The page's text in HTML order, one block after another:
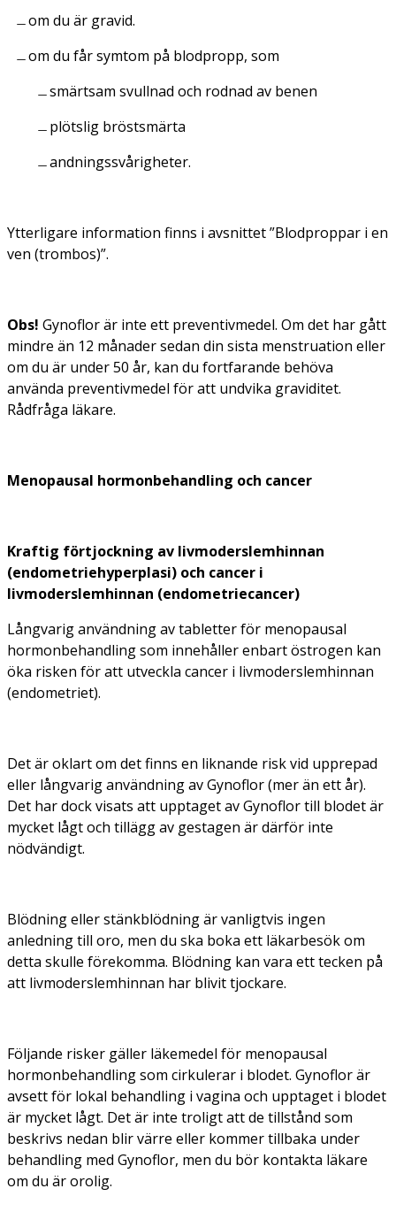
om du är gravid.
om du får symtom på blodpropp, som
smärtsam svullnad och rodnad av benen
plötslig bröstsmärta
andningssvårigheter.
Ytterligare information finns i avsnittet ”Blodproppar i en
ven (trombos)”.
Obs! Gynoflor är inte ett preventivmedel. Om det har gått
mindre än 12 månader sedan din sista menstruation eller
om du är under 50 år, kan du fortfarande behöva
använda preventivmedel för att undvika graviditet.
Rådfråga läkare.
Menopausal hormonbehandling och cancer
Kraftig förtjockning av livmoderslemhinnan
(endometriehyperplasi) och cancer i
livmoderslemhinnan (endometriecancer)
Långvarig användning av tabletter för menopausal
hormonbehandling som innehåller enbart östrogen kan
öka risken för att utveckla cancer i livmoderslemhinnan
(endometriet).
Det är oklart om det finns en liknande risk vid upprepad
eller långvarig användning av Gynoflor (mer än ett år).
Det har dock visats att upptaget av Gynoflor till blodet är
mycket lågt och tillägg av gestagen är därför inte
nödvändigt.
Blödning eller stänkblödning är vanligtvis ingen
anledning till oro, men du ska boka ett läkarbesök om
detta skulle förekomma. Blödning kan vara ett tecken på
att livmoderslemhinnan har blivit tjockare.
Följande risker gäller läkemedel för menopausal
hormonbehandling som cirkulerar i blodet. Gynoflor är
avsett för lokal behandling i vagina och upptaget i blodet
är mycket lågt. Det är inte troligt att de tillstånd som
beskrivs nedan blir värre eller kommer tillbaka under
behandling med Gynoflor, men du bör kontakta läkare
om du är orolig.